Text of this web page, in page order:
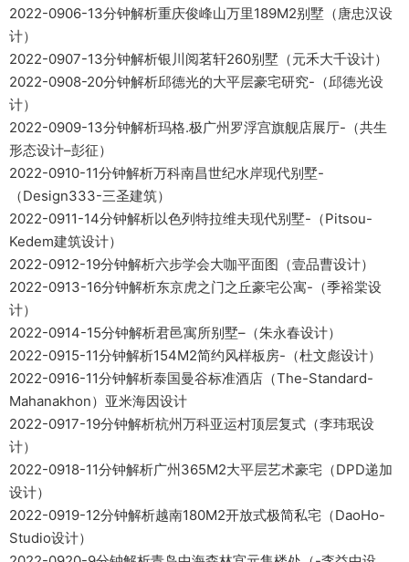
2022-0906-13分钟解析重庆俊峰山万里189M2别墅（唐忠汉设
计）
2022-0907-13分钟解析银川阅茗轩260别墅（元禾大千设计）
2022-0908-20分钟解析邱德光的大平层豪宅研究-（邱德光设
计）
2022-0909-13分钟解析玛格.极广州罗浮宫旗舰店展厅-（共生
形态设计–彭征）
2022-0910-11分钟解析万科南昌世纪水岸现代别墅-
（Design333-三圣建筑）
2022-0911-14分钟解析以色列特拉维夫现代别墅-（Pitsou-
Kedem建筑设计）
2022-0912-19分钟解析六步学会大咖平面图（壹品曹设计）
2022-0913-16分钟解析东京虎之门之丘豪宅公寓-（季裕棠设
计）
2022-0914-15分钟解析君邑寓所别墅–（朱永春设计）
2022-0915-11分钟解析154M2简约风样板房-（杜文彪设计）
2022-0916-11分钟解析泰国曼谷标准酒店（The-Standard-
Mahanakhon）亚米海因设计
2022-0917-19分钟解析杭州万科亚运村顶层复式（李玮珉设
计）
2022-0918-11分钟解析广州365M2大平层艺术豪宅（DPD递加
设计）
2022-0919-12分钟解析越南180M2开放式极简私宅（DaoHo-
Studio设计）